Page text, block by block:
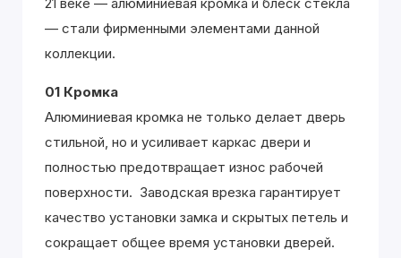
— стали фирменными элементами данной
коллекции.
01 Кромка
Алюминиевая кромка не только делает дверь
стильной, но и усиливает каркас двери и
полностью предотвращает износ рабочей
поверхности. Заводская врезка гарантирует
качество установки замка и скрытых петель и
сокращает общее время установки дверей.